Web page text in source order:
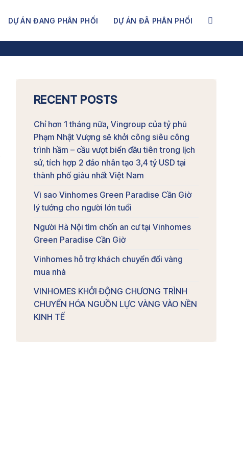
DỰ ÁN ĐANG PHÂN PHỐI DỰ ÁN ĐÃ PHÂN PHỐI
RECENT POSTS
Chỉ hơn 1 tháng nữa, Vingroup của tỷ phú
Phạm Nhật Vượng sẽ khởi công siêu công
trình hầm – cầu vượt biển đầu tiên trong lịch
sử, tích hợp 2 đảo nhân tạo 3,4 tỷ USD tại
thành phố giàu nhất Việt Nam
Vì sao Vinhomes Green Paradise Cần Giờ
lý tưởng cho người lớn tuổi
Người Hà Nội tìm chốn an cư tại Vinhomes
Green Paradise Cần Giờ
Vinhomes hỗ trợ khách chuyển đổi vàng
mua nhà
VINHOMES KHỞI ĐỘNG CHƯƠNG TRÌNH
CHUYỂN HÓA NGUỒN LỰC VÀNG VÀO NỀN
KINH TẾ